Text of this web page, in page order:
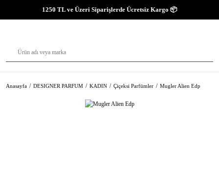
1250 TL ve Üzeri Siparişlerde Ücretsiz Kargo 📦
Anasayfa DESIGNER PARFUM KADIN Çiçeksi Parfümler Mugler Alien Edp